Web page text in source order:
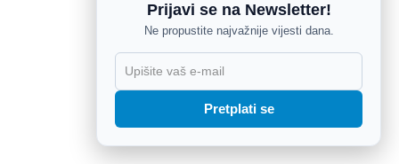
Prijavi se na Newsletter!
Ne propustite najvažnije vijesti dana.
Pretplati se